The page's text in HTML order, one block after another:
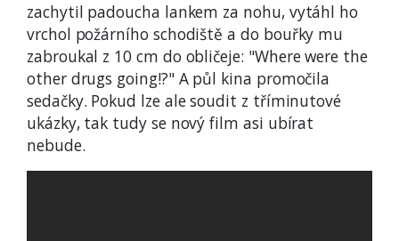
zachytil padoucha lankem za nohu, vytáhl ho
vrchol požárního schodiště a do bouřky mu
zabroukal z 10 cm do obličeje: "Where were the
other drugs going!?" A půl kina promočila
sedačky. Pokud lze ale soudit z tříminutové
ukázky, tak tudy se nový film asi ubírat
nebude.